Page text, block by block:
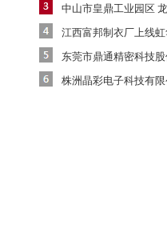
中山市皇鼎工业园区
江西富邦制衣厂上线虹
东莞市鼎通精密科技股
株洲晶彩电子科技有限